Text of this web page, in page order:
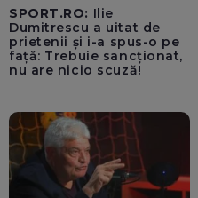
SPORT.RO: Ilie
Dumitrescu a uitat de
prietenii și i-a spus-o pe
față: Trebuie sancționat,
nu are nicio scuză!